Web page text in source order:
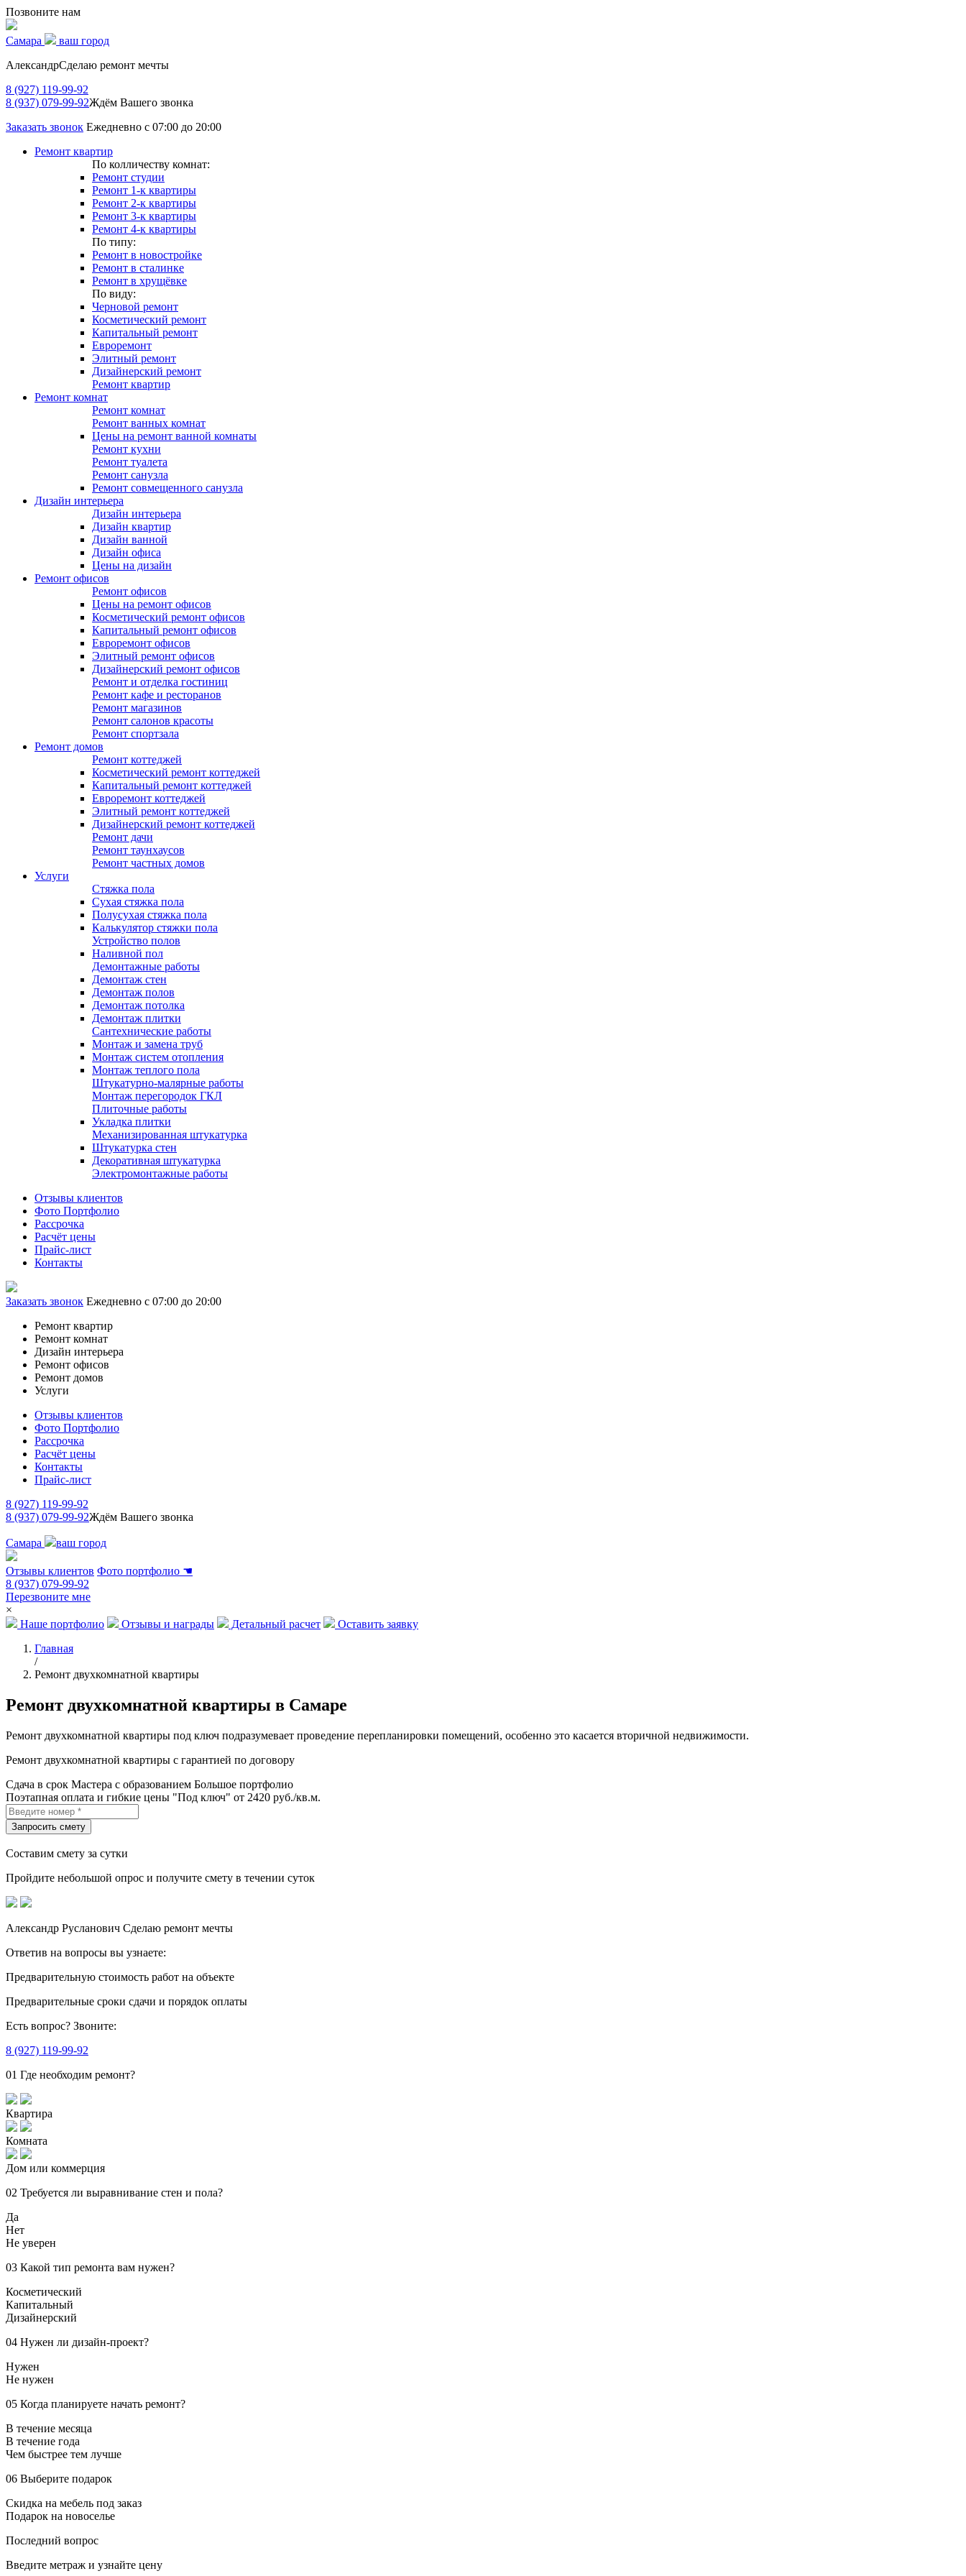
Позвоните нам
Самара
ваш город
АлександрСделаю ремонт мечты
8 (927) 119-99-92
8 (937) 079-99-92Ждём Вашего звонка
Заказать звонок Ежедневно с 07:00 до 20:00
Ремонт квартир
По колличеству комнат:
Ремонт студии
Ремонт 1-к квартиры
Ремонт 2-к квартиры
Ремонт 3-к квартиры
Ремонт 4-к квартиры
По типу:
Ремонт в новостройке
Ремонт в сталинке
Ремонт в хрущёвке
По виду:
Черновой ремонт
Косметический ремонт
Капитальный ремонт
Евроремонт
Элитный ремонт
Дизайнерский ремонт
Ремонт квартир
Ремонт комнат
Ремонт комнат
Ремонт ванных комнат
Цены на ремонт ванной комнаты
Ремонт кухни
Ремонт туалета
Ремонт санузла
Ремонт совмещенного санузла
Дизайн интерьера
Дизайн интерьера
Дизайн квартир
Дизайн ванной
Дизайн офиса
Цены на дизайн
Ремонт офисов
Ремонт офисов
Цены на ремонт офисов
Косметический ремонт офисов
Капитальный ремонт офисов
Евроремонт офисов
Элитный ремонт офисов
Дизайнерский ремонт офисов
Ремонт и отделка гостиниц
Ремонт кафе и ресторанов
Ремонт магазинов
Ремонт салонов красоты
Ремонт спортзала
Ремонт домов
Ремонт коттеджей
Косметический ремонт коттеджей
Капитальный ремонт коттеджей
Евроремонт коттеджей
Элитный ремонт коттеджей
Дизайнерский ремонт коттеджей
Ремонт дачи
Ремонт таунхаусов
Ремонт частных домов
Услуги
Стяжка пола
Сухая стяжка пола
Полусухая стяжка пола
Калькулятор стяжки пола
Устройство полов
Наливной пол
Демонтажные работы
Демонтаж стен
Демонтаж полов
Демонтаж потолка
Демонтаж плитки
Сантехнические работы
Монтаж и замена труб
Монтаж систем отопления
Монтаж теплого пола
Штукатурно-малярные работы
Монтаж перегородок ГКЛ
Плиточные работы
Укладка плитки
Механизированная штукатурка
Штукатурка стен
Декоративная штукатурка
Электромонтажные работы
Отзывы клиентов
Фото Портфолио
Рассрочка
Расчёт цены
Прайс-лист
Контакты
Заказать звонок Ежедневно с 07:00 до 20:00
Ремонт квартир
Ремонт комнат
Дизайн интерьера
Ремонт офисов
Ремонт домов
Услуги
Отзывы клиентов
Фото Портфолио
Рассрочка
Расчёт цены
Контакты
Прайс-лист
8 (927) 119-99-92
8 (937) 079-99-92Ждём Вашего звонка
Самара ваш город
Отзывы клиентов Фото портфолио ☚
8 (937) 079-99-92
Перезвоните мне
×
Наше портфолио
Отзывы и награды Детальный расчет
Оставить заявку
Главная
/
Ремонт двухкомнатной квартиры
Ремонт двухкомнатной квартиры в Самаре
Ремонт двухкомнатной квартиры под ключ подразумевает проведение перепланировки помещений, особенно это касается вторичной недвижимости.
Ремонт двухкомнатной квартиры с гарантией по договору
Сдача в срок Мастера с образованием Большое портфолио
Поэтапная оплата и гибкие цены "Под ключ" от 2420 руб./кв.м.
Составим смету за сутки
Пройдите небольшой опрос и получите смету в течении суток
Александр Русланович Сделаю ремонт мечты
Ответив на вопросы вы узнаете:
Предварительную стоимость работ на объекте
Предварительные сроки сдачи и порядок оплаты
Есть вопрос? Звоните:
8 (927) 119-99-92
01 Где необходим ремонт?
Квартира
Комната
Дом или коммерция
02 Требуется ли выравнивание стен и пола?
Да
Нет
Не уверен
03 Какой тип ремонта вам нужен?
Косметический
Капитальный
Дизайнерский
04 Нужен ли дизайн-проект?
Нужен
Не нужен
05 Когда планируете начать ремонт?
В течение месяца
В течение года
Чем быстрее тем лучше
06 Выберите подарок
Скидка на мебель под заказ
Подарок на новоселье
Последний вопрос
Введите метраж и узнайте цену